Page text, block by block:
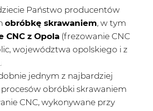
Państwo producentów
obróbkę skrawaniem, w tym
CNC z Opola (frezowanie CNC
województwa opolskiego i z
jednym z najbardziej
obróbki skrawaniem
CNC, wykonywane przy